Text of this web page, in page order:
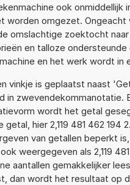
ook onmiddellijk
worden omgezet. Ongeacht
omslachtige zoektocht
en talloze
en het werk wordt in
vinkje is geplaatst naast
in zwevendekommanotatie.
wordt het getal
getal, hier 2,119 481 462
van getallen beperkt
weergegeven als 2,119
aantallen gemakkelijker
dan wordt het resultaat op